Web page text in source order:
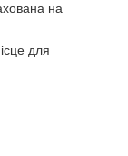
на
для